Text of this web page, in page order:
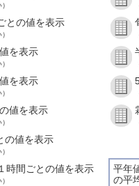
との値を表示
を表示
を表示
値を表示
の値を表示
平年
の平
時間ごとの値を表示